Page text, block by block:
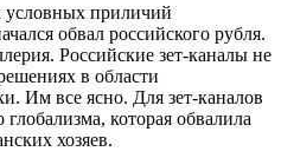
условных приличий
обвал российского рубля.
Российские зет-каналы не
в области
Им все ясно. Для зет-каналов
которая обвалила
хозяев.